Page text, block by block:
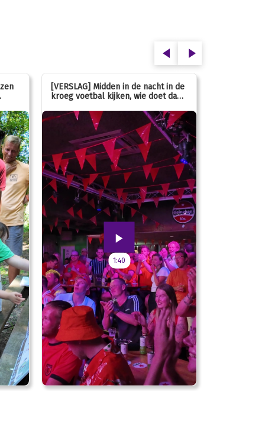
[VERSLAG] Midden in de nacht in de
kroeg voetbal kijken, wie doet dan
1:40